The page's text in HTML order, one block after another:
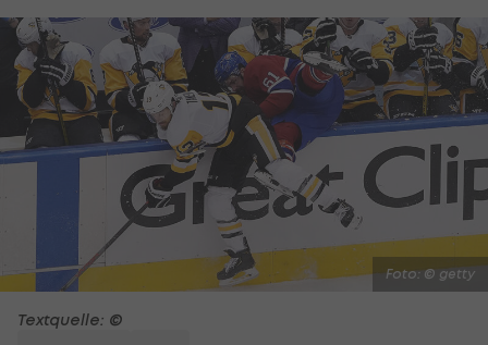
Foto: © getty
Textquelle: ©